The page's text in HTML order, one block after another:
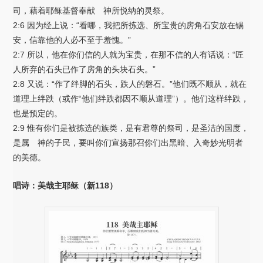
司，藉着耶稣基督奉献 神所悦纳的灵祭。
2:6 因为经上说：“看哪，我把所拣选、所宝贵的房角石安放在锡
安，信靠他的人必不至于羞愧。”
2:7 所以，他在你们信的人就为宝贵，在那不信的人有话说：“匠
人所弃的石头已作了房角的头块石头。”
2:8 又说：“作了绊脚的石头，跌人的磐石。”他们既不顺从，就在
道理上绊跌（或作“他们绊跌都因不顺从道理”）。他们这样绊跌，
也是预定的。
2:9 惟有你们是被拣选的族类，是有君尊的祭司，是圣洁的国度，
是属 神的子民，要叫你们宣扬那召你们出黑暗、入奇妙光明者
的美德。
唱诗：美哉主耶稣（新118）